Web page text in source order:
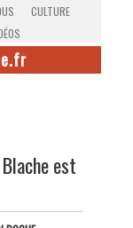
CULTURE
est